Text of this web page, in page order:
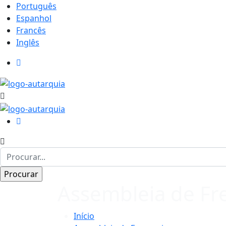
Português
Espanhol
Francês
Inglês
Início